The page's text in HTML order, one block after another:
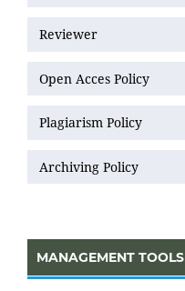
Reviewer
Open Acces Policy
Plagiarism Policy
Archiving Policy
MANAGEMENT TOOLS